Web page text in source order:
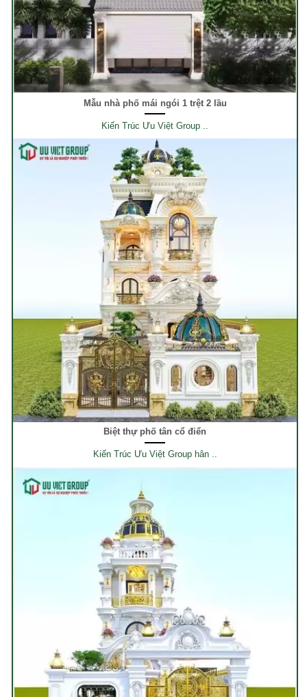
Mẫu nhà phố mái ngói 1 trệt 2 lầu
Kiến Trúc Ưu Việt Group ..
Biệt thự phố tân cổ điển
Kiến Trúc Ưu Việt Group hân ..